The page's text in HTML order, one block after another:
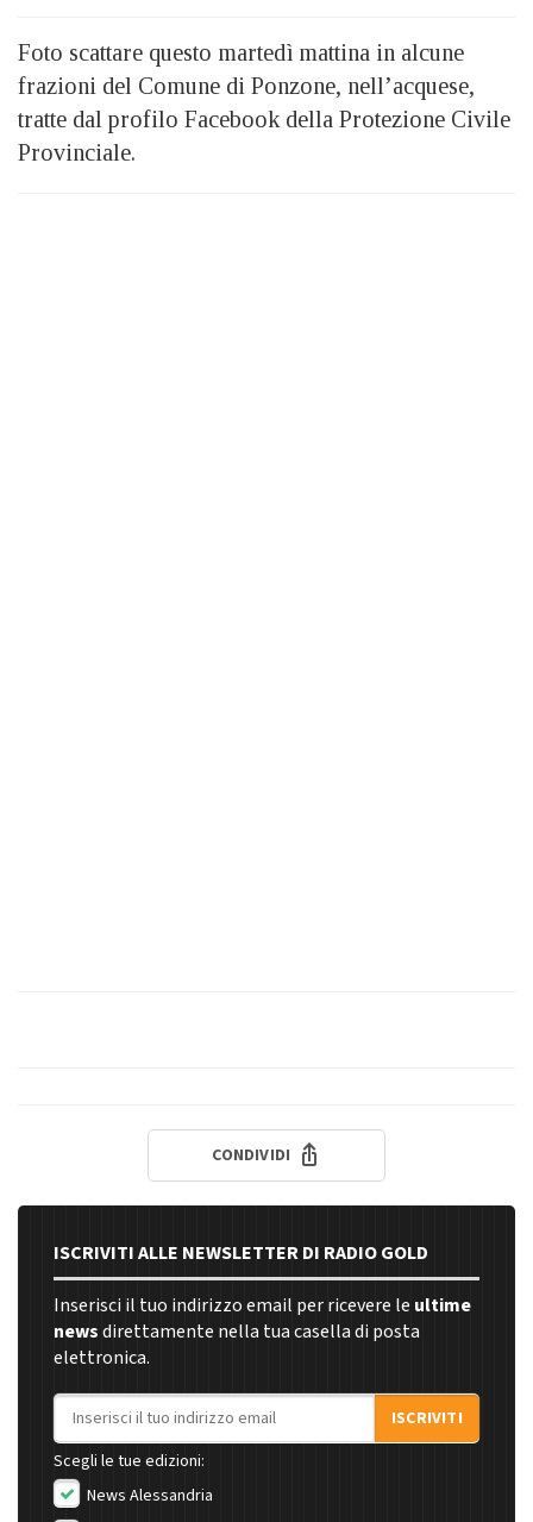
Foto scattare questo martedì mattina in alcune
frazioni del Comune di Ponzone, nell’acquese,
tratte dal profilo Facebook della Protezione Civile
Provinciale.
CONDIVIDI
ISCRIVITI ALLE NEWSLETTER DI RADIO GOLD
Inserisci il tuo indirizzo email per ricevere le ultime
newsdirettamente nella tua casella di posta
elettronica.
Indirizzo email
ISCRIVITI
Scegli le tue edizioni:
News Alessandria